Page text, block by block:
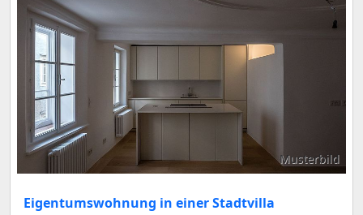
Musterbild
Eigentumswohnung in einer Stadtvilla